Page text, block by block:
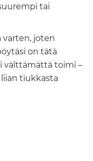
tai
varten, joten
on tätä
välttämättä toimi –
tiukkasta